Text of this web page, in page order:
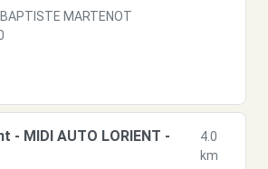
MARTENOT
- MIDI AUTO LORIENT -
4.0
km